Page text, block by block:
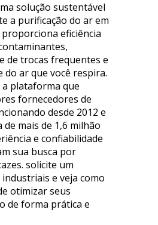
solução sustentável
a purificação do ar em
eficiência
de trocas frequentes e
do ar que você respira.
plataforma que
fornecedores de
desde 2012 e
mais de 1,6 milhão
e confiabilidade
sua busca por
solicite um
e veja como
otimizar seus
de forma prática e